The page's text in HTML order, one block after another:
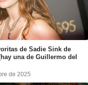
de Sadie Sink de
una de Guillermo del
de 2025